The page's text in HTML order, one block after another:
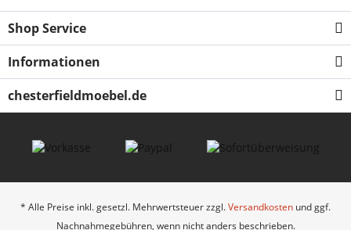
Shop Service
Informationen
chesterfieldmoebel.de
* Alle Preise inkl. gesetzl. Mehrwertsteuer zzgl.Versandkosten und ggf.
Nachnahmegebühren, wenn nicht anders beschrieben.